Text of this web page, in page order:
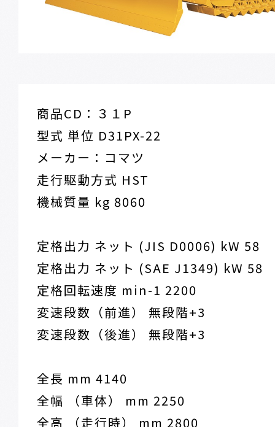
商品CD：３１P
型式 単位 D31PX-22
メーカー：コマツ
走行駆動方式 HST
機械質量 kg 8060
定格出力 ネット (JIS D0006) kW 58
定格出力 ネット (SAE J1349) kW 58
定格回転速度 min-1 2200
変速段数（前進） 無段階+3
変速段数（後進） 無段階+3
全長 mm 4140
全幅 （車体） mm 2250
全高 （走行時） mm 2800